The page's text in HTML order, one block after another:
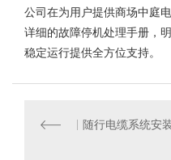
公司在为用户提供商场中庭
详细的故障停机处理手册，
稳定运行提供全方位支持。
随行电缆系统安